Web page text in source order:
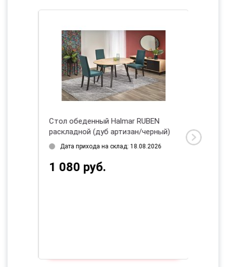
Стол обеденный Halmar RUBEN
раскладной (дуб артизан/черный)
Дата прихода на склад: 18.08.2026
1 080 руб.